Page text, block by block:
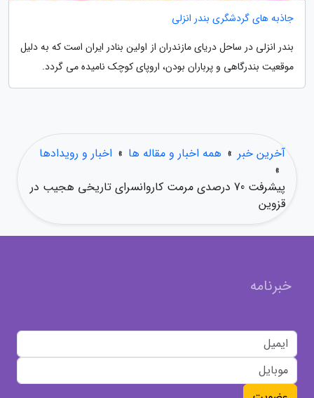
جاذبه های گردشگری بندر انزلی
بندر انزلی در ساحل دریای مازندران از اولین بنادر ایران است که به دلیل
موقعیت بندرگاهی و پرباران بودن، اروپای کوچک نامیده می گردد.
آخرین خبر » همه اخبار و مقاله ها » اخبار و رویدادها
»
پیشرفت 70 درصدی مرمت کاروانسرای تاریخی هجیب در
قزوین
خبرنامه